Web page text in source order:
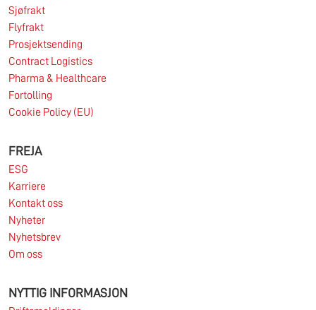
29.05.2026
Sjøfrakt
Flyfrakt
Prosjektsending
Contract Logistics
Pharma & Healthcare
Fortolling
Cookie Policy (EU)
FREJA
ESG
Karriere
Kontakt oss
Nyheter
Nyhetsbrev
Om oss
NYTTIG INFORMASJON